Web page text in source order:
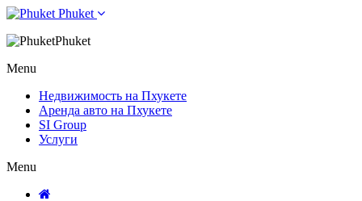
Phuket
Phuket
Menu
Недвижимость на Пхукете
Аренда авто на Пхукете
SI Group
Услуги
Menu